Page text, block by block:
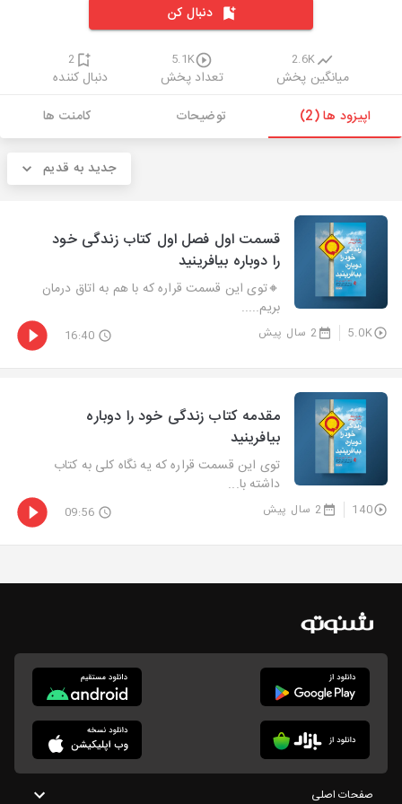
دنبال کن
2.6K
میانگین پخش
5.1K
تعداد پخش
2
دنبال کننده
اپیزود ها (2)
توضیحات کامنت ها
جدید به قدیم
قسمت اول فصل اول کتاب زندگی خود
را دوباره بیافرینید
🔸توی این قسمت قراره که با هم به اتاق درمان
بریم.....
5.0K 2 سال پیش 16:40
مقدمه کتاب زندگی خود را دوباره
بیافرینید
توی این قسمت قراره که یه نگاه کلی به کتاب
داشته با...
140 2 سال پیش 09:56
صفحات اصلی